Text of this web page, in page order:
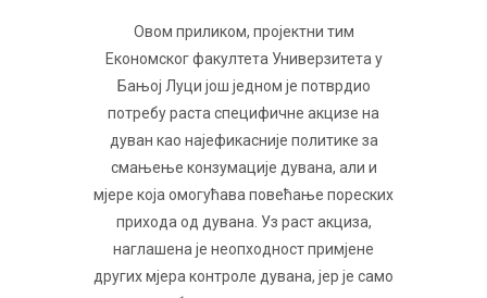
Овом приликом, пројектни тим
Економског факултета Универзитета у
Бањој Луци још једном је потврдио
потребу раста специфичне акцизе на
дуван као најефикасније политике за
смањење конзумације дувана, али и
мјере која омогућава повећање пореских
прихода од дувана. Уз раст акциза,
наглашена је неопходност примјене
других мјера контроле дувана, јер је само